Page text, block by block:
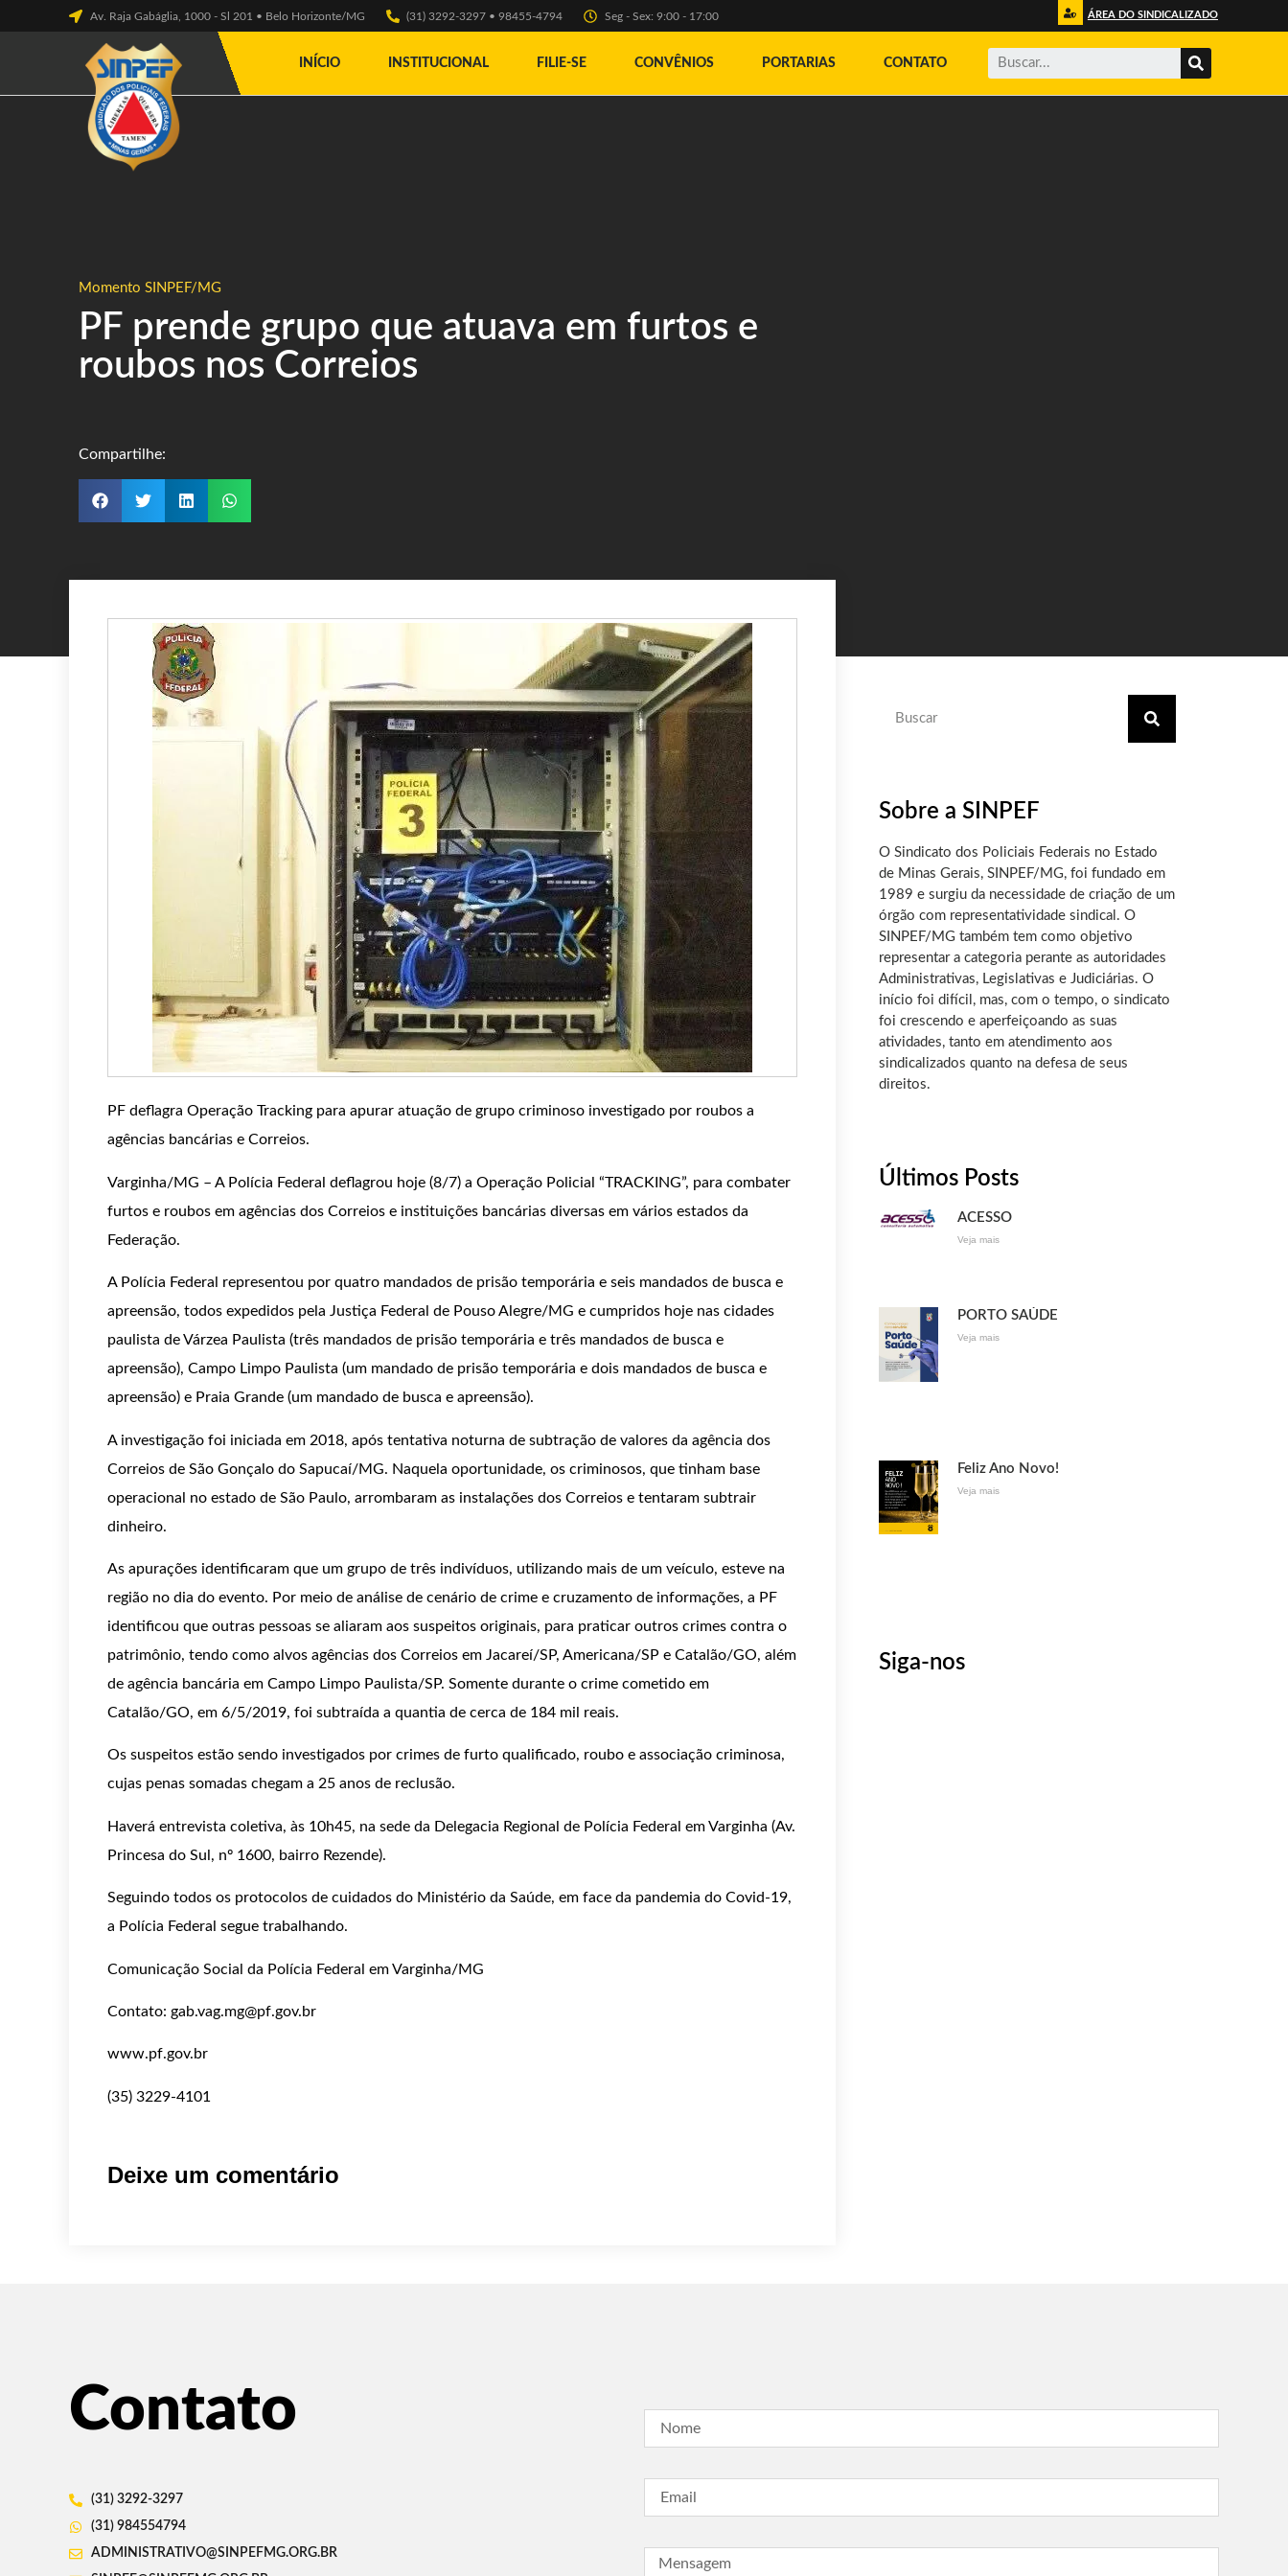
Av. Raja Gabáglia, 1000 - Sl 201 • Belo Horizonte/MG (31) 3292-3297 • 98455-4794 Seg - Sex: 9:00 - 17:00 ÁREA DO SINDICALIZADO
INÍCIO INSTITUCIONAL FILIE-SE CONVÊNIOS PORTARIAS CONTATO
Momento SINPEF/MG
PF prende grupo que atuava em furtos e
roubos nos Correios
Compartilhe:
PF deflagra Operação Tracking para apurar atuação de grupo criminoso investigado por roubos a
agências bancárias e Correios.
Varginha/MG – A Polícia Federal deflagrou hoje (8/7) a Operação Policial “TRACKING”, para combater
furtos e roubos em agências dos Correios e instituições bancárias diversas em vários estados da
Federação.
A Polícia Federal representou por quatro mandados de prisão temporária e seis mandados de busca e
apreensão, todos expedidos pela Justiça Federal de Pouso Alegre/MG e cumpridos hoje nas cidades
paulista de Várzea Paulista (três mandados de prisão temporária e três mandados de busca e
apreensão), Campo Limpo Paulista (um mandado de prisão temporária e dois mandados de busca e
apreensão) e Praia Grande (um mandado de busca e apreensão).
A investigação foi iniciada em 2018, após tentativa noturna de subtração de valores da agência dos
Correios de São Gonçalo do Sapucaí/MG. Naquela oportunidade, os criminosos, que tinham base
operacional no estado de São Paulo, arrombaram as instalações dos Correios e tentaram subtrair
dinheiro.
As apurações identificaram que um grupo de três indivíduos, utilizando mais de um veículo, esteve na
região no dia do evento. Por meio de análise de cenário de crime e cruzamento de informações, a PF
identificou que outras pessoas se aliaram aos suspeitos originais, para praticar outros crimes contra o
patrimônio, tendo como alvos agências dos Correios em Jacareí/SP, Americana/SP e Catalão/GO, além
de agência bancária em Campo Limpo Paulista/SP. Somente durante o crime cometido em
Catalão/GO, em 6/5/2019, foi subtraída a quantia de cerca de 184 mil reais.
Os suspeitos estão sendo investigados por crimes de furto qualificado, roubo e associação criminosa,
cujas penas somadas chegam a 25 anos de reclusão.
Haverá entrevista coletiva, às 10h45, na sede da Delegacia Regional de Polícia Federal em Varginha (Av.
Princesa do Sul, nº 1600, bairro Rezende).
Seguindo todos os protocolos de cuidados do Ministério da Saúde, em face da pandemia do Covid-19,
a Polícia Federal segue trabalhando.
Comunicação Social da Polícia Federal em Varginha/MG
Contato: gab.vag.mg@pf.gov.br
www.pf.gov.br
(35) 3229-4101
Deixe um comentário
Sobre a SINPEF
O Sindicato dos Policiais Federais no Estado
de Minas Gerais, SINPEF/MG, foi fundado em
1989 e surgiu da necessidade de criação de um
órgão com representatividade sindical. O
SINPEF/MG também tem como objetivo
representar a categoria perante as autoridades
Administrativas, Legislativas e Judiciárias. O
início foi difícil, mas, com o tempo, o sindicato
foi crescendo e aperfeiçoando as suas
atividades, tanto em atendimento aos
sindicalizados quanto na defesa de seus
direitos.
Últimos Posts
ACESSO
Veja mais
PORTO SAÚDE
Veja mais
Feliz Ano Novo!
Veja mais
Siga-nos
Contato
(31) 3292-3297
(31) 984554794
ADMINISTRATIVO@SINPEFMG.ORG.BR